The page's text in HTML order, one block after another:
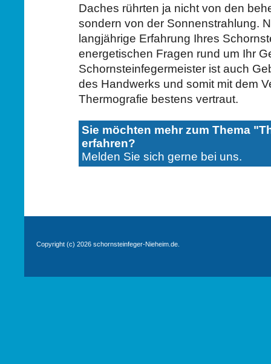
Daches rührten ja nicht von den
sondern von der Sonnenstrahlung.
langjährige Erfahrung Ihres
energetischen Fragen rund um Ihr
Schornsteinfegermeister ist auch
des Handwerks und somit mit dem
Thermografie bestens vertraut.
Sie möchten mehr zum Thema
erfahren?
Melden Sie sich gerne bei uns.
Copyright (c) 2026 schornsteinfeger-Nieheim.de.